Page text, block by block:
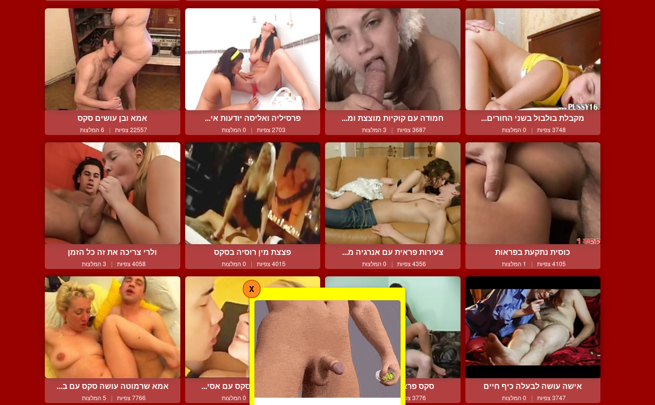
מקבלת בולבול בשני החורים...
3748 צפיות | 0 המלצות
חמודה עם קוקיות מוצצת ומ...
3687 צפיות | 3 המלצות
פרסיליה ואליסה יודעות אי...
2703 צפיות | 0 המלצות
אמא ובן עושים סקס
22557 צפיות | 6 המלצות
כוסית נתקעת בפראות
4105 צפיות | 1 המלצות
צעירות פראית עם אנרגיה מ...
4356 צפיות | 0 המלצות
פצצת מין רוסיה בסקס
4015 צפיות | 0 המלצות
ולרי צריכה את זה כל הזמן
4058 צפיות | 3 המלצות
אישה עושה לבעלה כיף חיים
3747 צפיות | 0 המלצות
סקס פראי עם נערת ליווי
3776 צפיות | 0 המלצות
בלונדה כוסית בסקס עם אסי...
3747 צפיות | 0 המלצות
אמא שרמוטה עושה סקס עם ב...
7766 צפיות | 5 המלצות
X